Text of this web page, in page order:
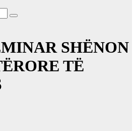
SHËNON
TË